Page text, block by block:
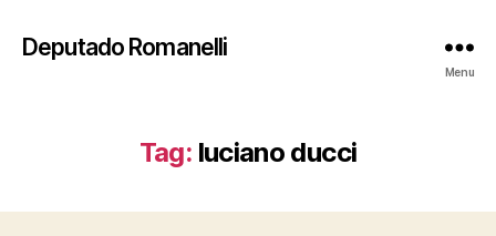
Deputado Romanelli
Menu
Tag: luciano ducci